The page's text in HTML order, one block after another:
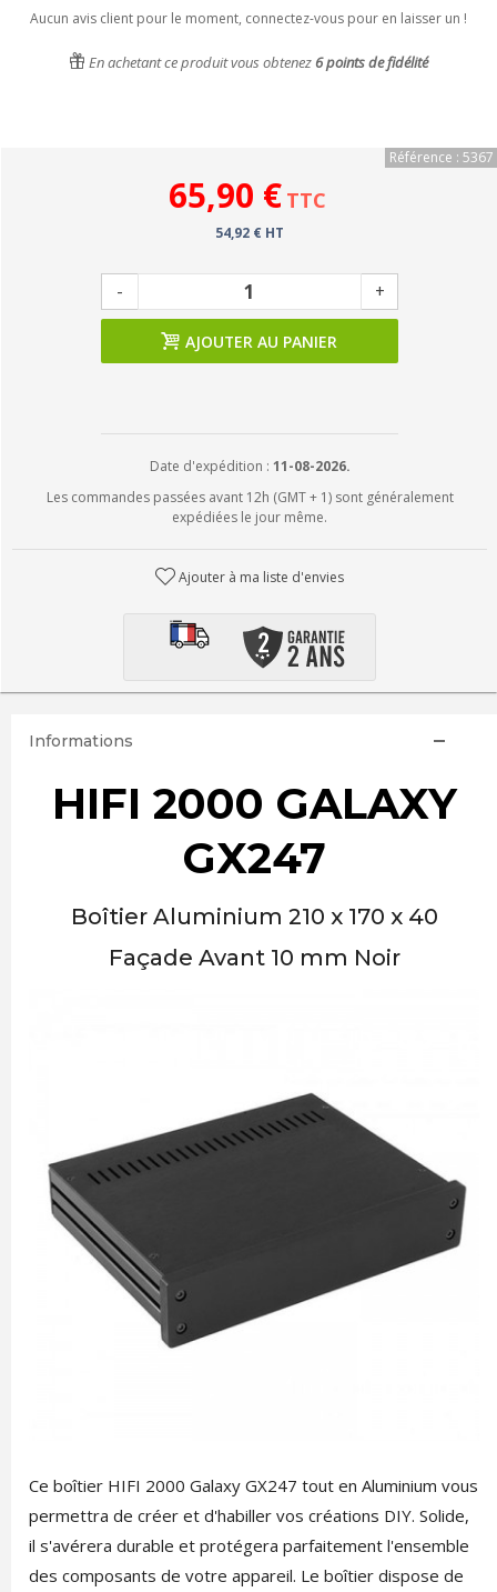
Aucun avis client pour le moment, connectez-vous pour en laisser un !
En achetant ce produit vous obtenez 6points de fidélité
Référence : 5367
65,90 € TTC
54,92 € HT
- +
AJOUTER AU PANIER
Date d'expédition : 11-08-2026.
Les commandes passées avant 12h (GMT + 1) sont généralement
expédiées le jour même.
Ajouter à ma liste d'envies
Informations
HIFI 2000 GALAXY
GX247
Boîtier Aluminium 210 x 170 x 40
Façade Avant 10 mm Noir
Ce boîtier HIFI 2000 Galaxy GX247 tout en Aluminium vous
permettra de créer et d'habiller vos créations DIY. Solide,
il s'avérera durable et protégera parfaitement l'ensemble
des composants de votre appareil. Le boîtier dispose de